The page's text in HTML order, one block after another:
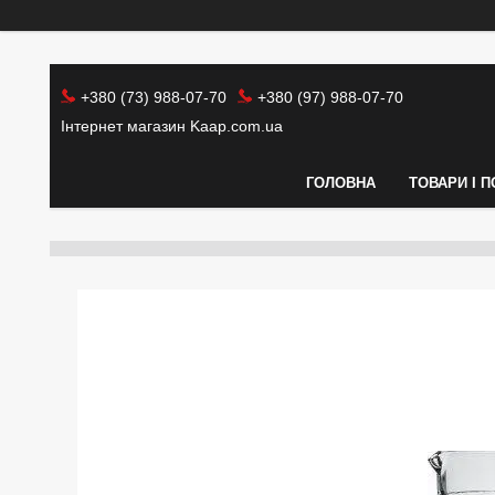
+380 (73) 988-07-70
+380 (97) 988-07-70
Інтернет магазин Kaap.com.ua
ГОЛОВНА ТОВАРИ І